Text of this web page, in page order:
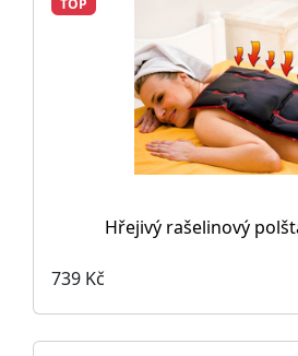
TOP
Hřejivý rašelinový
739 Kč